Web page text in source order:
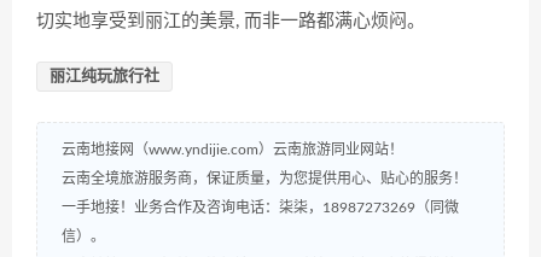
切实地享受到丽江的美景, 而非一路都满心烦闷。
丽江纯玩旅行社
云南地接网（www.yndijie.com）云南旅游同业网站！
云南全境旅游服务商，保证质量，为您提供用心、贴心的服务！
一手地接！业务合作及咨询电话：柒柒，18987273269（同微
信）。